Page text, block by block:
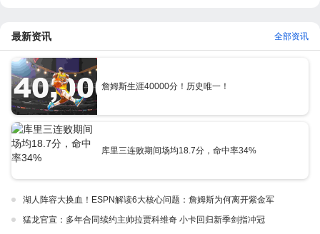
最新资讯 全部资讯
詹姆斯生涯40000分！历史唯一！
库里三连败期间场均18.7分，命中率34%
湖人阵容大换血！ESPN解读6大核心问题：詹姆斯为何离开紫金军
猛龙官宣：多年合同续约主帅拉贾科维奇 小卡回归新季剑指冲冠